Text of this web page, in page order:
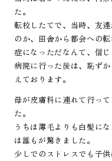
た。
転校したてで、当時、友
のか、田舎から都会への
症になっただなんて、信じ
病院に行った後は、恥ず
えております。
母が皮膚科に連れて行っ
た。
うちは薄毛よりも白髪に
は誰もが驚きました。
少しでのストレスでも子